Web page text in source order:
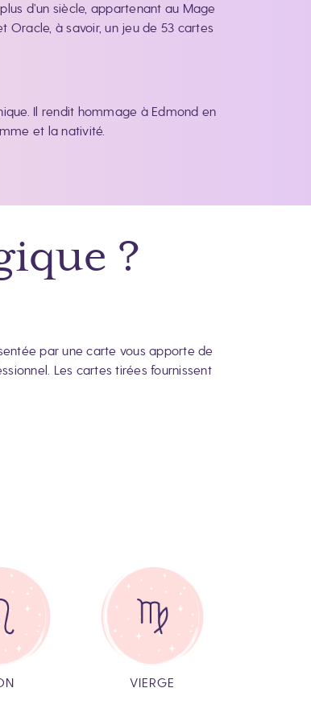
d’un siècle, appartenant au Mage
Oracle, à savoir, un jeu de 53 cartes
Il rendit hommage à Edmond en
et la nativité.
?
par une carte vous apporte de
Les cartes tirées fournissent
VIERGE